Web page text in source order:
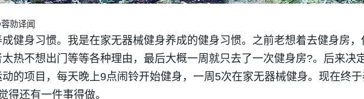
勍译闻
成健身习惯。我是在家无器械健身养成的健身习惯。之前老想着去健身房
太热不想出门等等各种理由，最后大概一周就只去了一次健身房?。后来决
动的项目，每天晚上9点闹铃开始健身，一周5次在家无器械健身。现在终
得还有一件事得做。